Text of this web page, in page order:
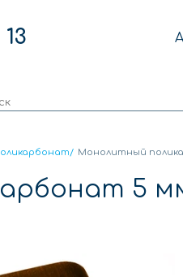
13
/ Монолитный
5